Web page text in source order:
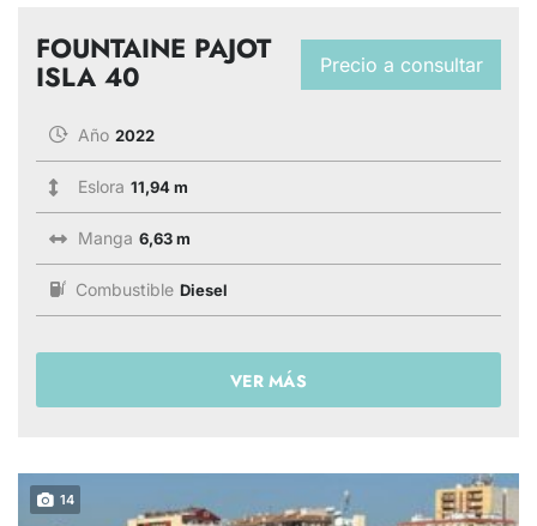
Precio a consultar
FOUNTAINE PAJOT
ISLA 40
Año 2022
Eslora 11,94 m
Manga 6,63 m
Combustible Diesel
VER MÁS
14